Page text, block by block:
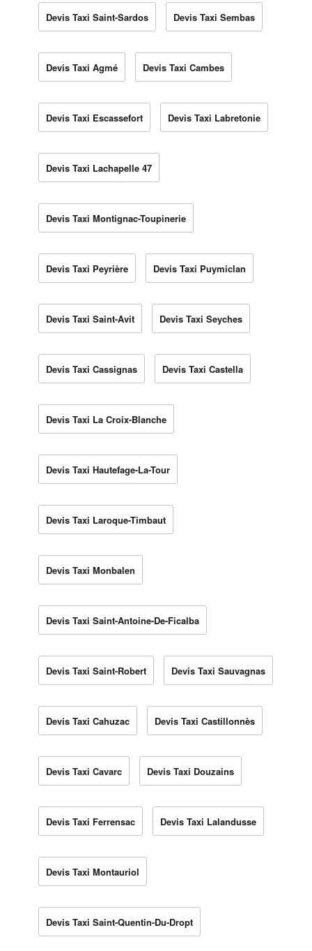
Devis Taxi Saint-Sardos Devis Taxi Sembas
Devis Taxi Agmé Devis Taxi Cambes
Devis Taxi Escassefort Devis Taxi Labretonie
Devis Taxi Lachapelle 47
Devis Taxi Montignac-Toupinerie
Devis Taxi Peyrière Devis Taxi Puymiclan
Devis Taxi Saint-Avit Devis Taxi Seyches
Devis Taxi Cassignas Devis Taxi Castella
Devis Taxi La Croix-Blanche
Devis Taxi Hautefage-La-Tour
Devis Taxi Laroque-Timbaut
Devis Taxi Monbalen
Devis Taxi Saint-Antoine-De-Ficalba
Devis Taxi Saint-Robert Devis Taxi Sauvagnas
Devis Taxi Cahuzac Devis Taxi Castillonnès
Devis Taxi Cavarc Devis Taxi Douzains
Devis Taxi Ferrensac Devis Taxi Lalandusse
Devis Taxi Montauriol
Devis Taxi Saint-Quentin-Du-Dropt